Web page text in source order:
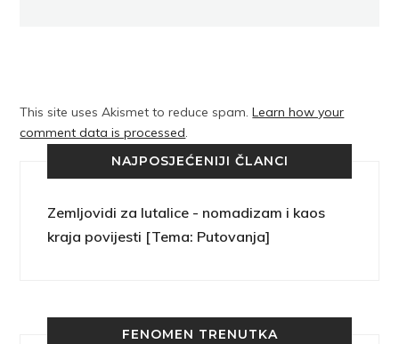
This site uses Akismet to reduce spam.Learn how your
comment data is processed.
NAJPOSJEĆENIJI ČLANCI
Zemljovidi za lutalice - nomadizam i kaos
kraja povijesti [Tema: Putovanja]
FENOMEN TRENUTKA